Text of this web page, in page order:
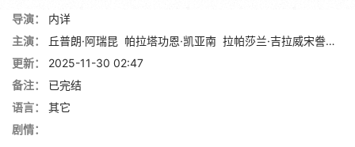
导演：
内详
主演：
丘普朗·阿瑞昆 帕拉塔功恩·凯亚南 拉帕莎兰·吉拉威宋誊功
更新：
2025-11-30 02:47
备注：
已完结
语言：
其它
剧情：